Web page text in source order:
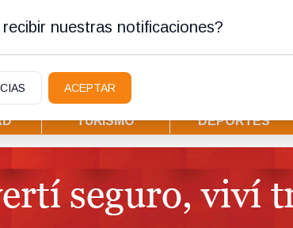
TURISMO DEPORTES
nuestras notificaciones?
ACEPTAR